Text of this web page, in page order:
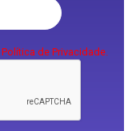
Política de Privacidade.